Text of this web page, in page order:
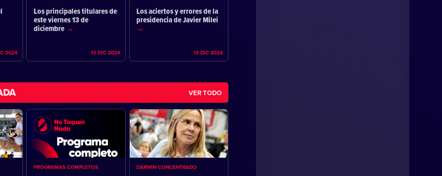
2024
Los principales titulares de
este viernes 13 de
diciembre
13 DIC 2024
Los aciertos y errores de la
presidencia de Javier Milei
13 DIC 2024
VER TODO
PROGRAMAS COMPLETOS DARWIN CONCENTRADO